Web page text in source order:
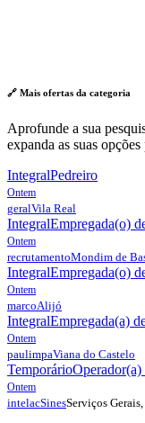
🔗 Mais ofertas da categoria
Aprofunde a sua
expanda as suas
IntegralPedreiro
Ontem
geralVila Real
IntegralEmpregada(o)
Ontem
recrutamentoMondim de
IntegralEmpregada(o)
Ontem
marcoAlijó
IntegralEmpregada(a)
Ontem
paulimpaViana do Castelo
Temporário
Ontem
intelacSinesServiços